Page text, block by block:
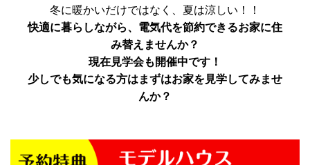
冬に暖かいだけではなく、夏は涼しい！！
快適に暮らしながら、電気代を節約できるお家に住
み替えませんか？
現在見学会も開催中です！
少しでも気になる方はまずはお家を見学してみませ
んか？